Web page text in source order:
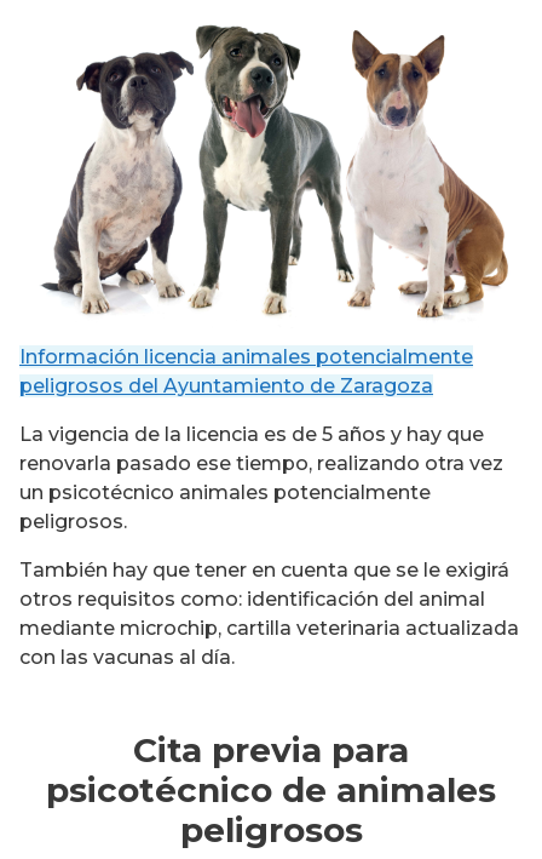
Información licencia animales potencialmente
peligrosos del Ayuntamiento de Zaragoza
La vigencia de la licencia es de 5 años y hay que
renovarla pasado ese tiempo, realizando otra vez
un psicotécnico animales potencialmente
peligrosos.
También hay que tener en cuenta que se le exigirá
otros requisitos como: identificación del animal
mediante microchip, cartilla veterinaria actualizada
con las vacunas al día.
Cita previa para
psicotécnico de animales
peligrosos